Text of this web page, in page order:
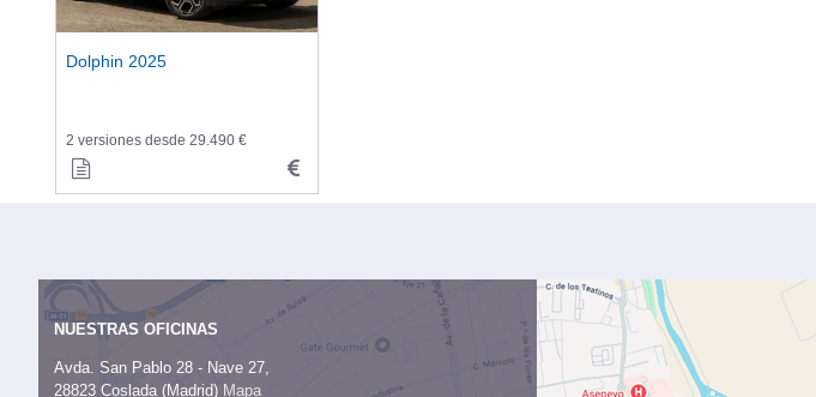
Dolphin 2025
2 versiones desde 29.490 €
NUESTRAS OFICINAS
Avda. San Pablo 28 - Nave 27,
28823 Coslada (Madrid) Mapa